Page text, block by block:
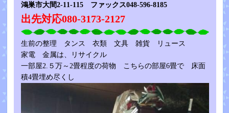
鴻巣市大間2-11-115 ファックス048-596-8185
出先対応080-3173-2127
生前の整理 タンス 衣類 文具 雑貨 リュース
家電 金属は、リサイクル
一部屋2.５万～2畳程度の荷物 こちらの部屋6畳で 床面
積4畳埋め尽くし